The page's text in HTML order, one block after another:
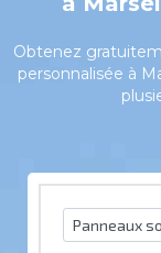
Obtenez
personnalisée à